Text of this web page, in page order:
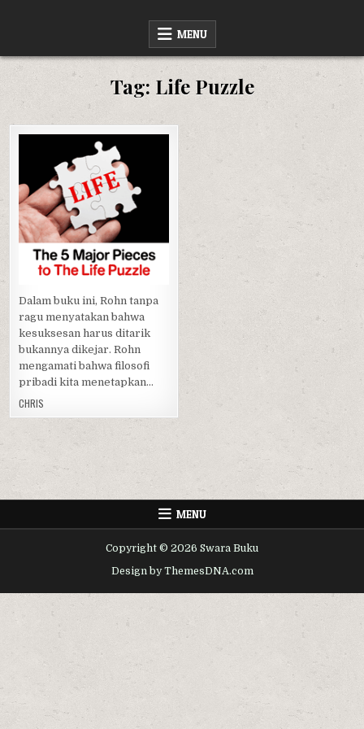
MENU
Tag: Life Puzzle
Posted
in
Dalam buku ini, Rohn tanpa
ragu menyatakan bahwa
kesuksesan harus ditarik
bukannya dikejar. Rohn
mengamati bahwa filosofi
pribadi kita menetapkan…
CHRIS
MENU
Copyright © 2026 Swara Buku
Design by ThemesDNA.com